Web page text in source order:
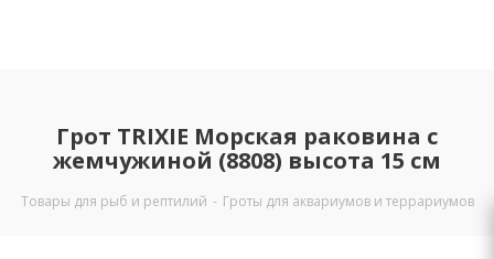
Грот TRIXIE Морская раковина с
жемчужиной (8808) высота 15 см
Товары для рыб и рептилий - Гроты для аквариумов и террариумов